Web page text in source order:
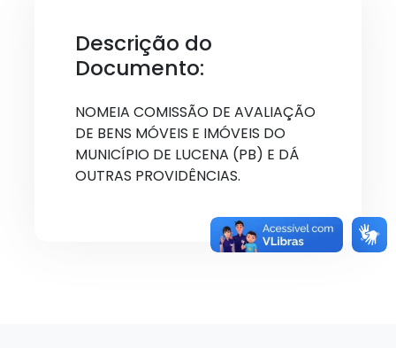
Descrição do
Documento:
NOMEIA COMISSÃO DE AVALIAÇÃO
DE BENS MÓVEIS E IMÓVEIS DO
MUNICÍPIO DE LUCENA (PB) E DÁ
OUTRAS PROVIDÊNCIAS.